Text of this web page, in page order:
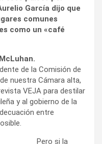
García dijo que
comunes
como un «café
de la Comisión de
nuestra Cámara alta,
VEJA para destilar
y al gobierno de la
entre
Pero si la